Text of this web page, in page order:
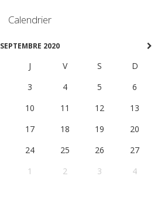
Calendrier
SEPTEMBRE 2020
J V S
D
3 4 5
6
10 11 12
13
17 18 19
20
24 25 26
27
1 2 3 4